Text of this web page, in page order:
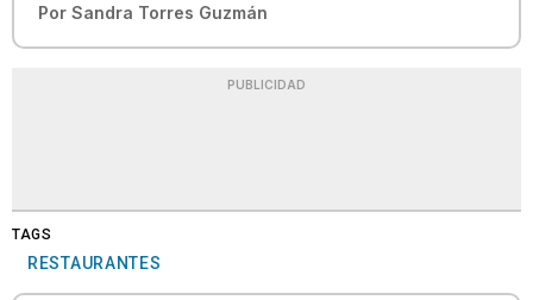
Por Sandra Torres Guzmán
PUBLICIDAD
TAGS
RESTAURANTES